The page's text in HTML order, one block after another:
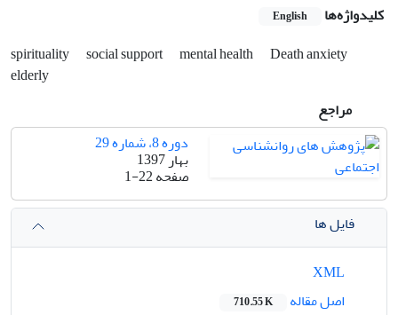
کلیدواژه‌ها English
spirituality social support mental health
Death anxiety
elderly
مراجع
دوره 8، شماره 29
بهار 1397
صفحه1-22
فایل ها
اصل مقاله
710.55 K